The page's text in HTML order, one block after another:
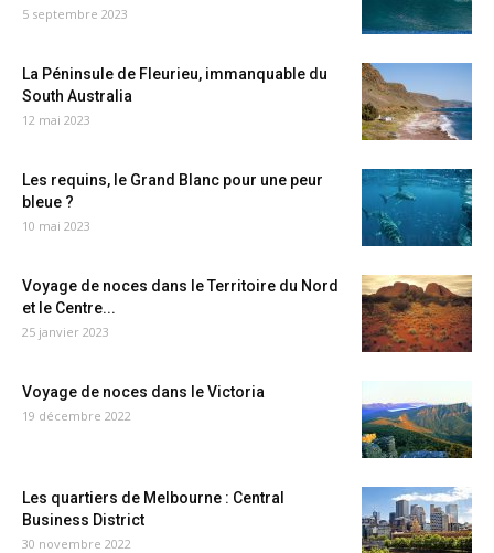
5 septembre 2023
La Péninsule de Fleurieu, immanquable du
South Australia
12 mai 2023
Les requins, le Grand Blanc pour une peur
bleue ?
10 mai 2023
Voyage de noces dans le Territoire du Nord
et le Centre...
25 janvier 2023
Voyage de noces dans le Victoria
19 décembre 2022
Les quartiers de Melbourne : Central
Business District
30 novembre 2022